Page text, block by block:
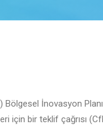
İnovasyon
için bir teklif çağrısı